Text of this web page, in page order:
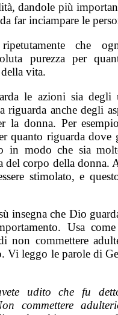
dandole più
far inciampare le
che
purezza per
della vita.
le azioni sia degli
riguarda anche degli
la donna. Per
quanto riguarda dove
in modo che sia
del corpo della donna.
stimolato, e
insegna che Dio
Usa
non commettere
Vi leggo le parole di
udito che fu
commettere